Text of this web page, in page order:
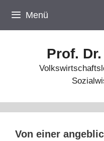
Inhalt
springen
Menü
Prof.
Von einer